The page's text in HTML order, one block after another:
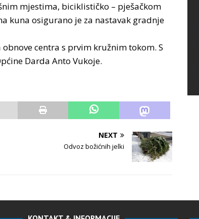
mjestima, biciklističko – pješačkom
kuna osigurano je za nastavak gradnje
centra s prvim kružnim tokom. S
Darda Anto Vukoje.
NEXT
Odvoz božićnih jelki